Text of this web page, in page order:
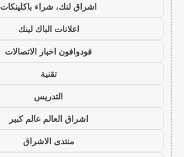
اشراق لنك، شراء باكلينكات
اعلانات الباك لينك
فودوافون اخبار الاتصالات
تقنية
التدريس
اشراق العالم عالم كبير
منتدى الاشراق